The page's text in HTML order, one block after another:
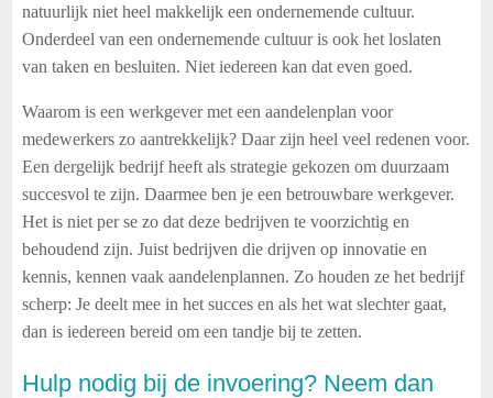
natuurlijk niet heel makkelijk een ondernemende cultuur.
Onderdeel van een ondernemende cultuur is ook het loslaten
van taken en besluiten. Niet iedereen kan dat even goed.
Waarom is een werkgever met een aandelenplan voor
medewerkers zo aantrekkelijk? Daar zijn heel veel redenen voor.
Een dergelijk bedrijf heeft als strategie gekozen om duurzaam
succesvol te zijn. Daarmee ben je een betrouwbare werkgever.
Het is niet per se zo dat deze bedrijven te voorzichtig en
behoudend zijn. Juist bedrijven die drijven op innovatie en
kennis, kennen vaak aandelenplannen. Zo houden ze het bedrijf
scherp: Je deelt mee in het succes en als het wat slechter gaat,
dan is iedereen bereid om een tandje bij te zetten.
Hulp nodig bij de invoering? Neem dan